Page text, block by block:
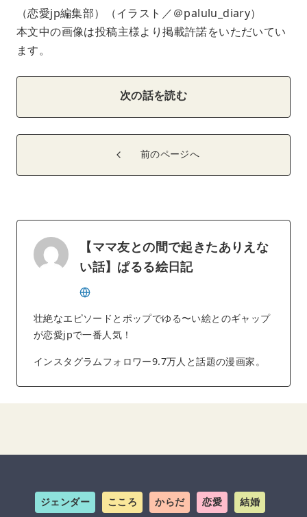
（恋愛jp編集部）（イラスト／＠palulu_diary）
本文中の画像は投稿主様より掲載許諾をいただいてい
ます。
次の話を読む
前のページへ
【ママ友との間で起きたありえな
い話】ぱるる絵日記
壮絶なエピソードとポップでゆる〜い絵とのギャップ
が恋愛jpで一番人気！
インスタグラムフォロワー9.7万人と話題の漫画家。
ジェンダー こころ からだ 恋愛 結婚